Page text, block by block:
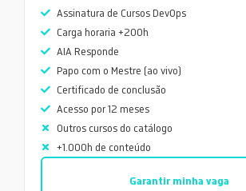
Assinatura de Cursos DevOps
Carga horaria +200h
AIA Responde
Papo com o Mestre (ao vivo)
Certificado de conclusão
Acesso por 12 meses
Outros cursos do catálogo
+1.000h de conteúdo
Garantir minha vaga